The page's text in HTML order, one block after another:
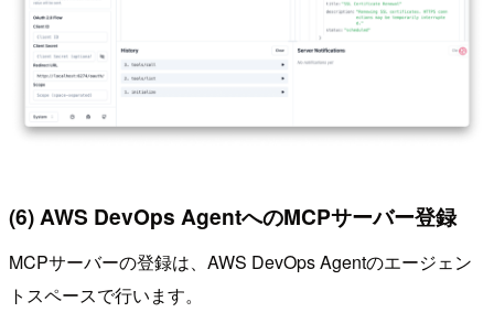
(6) AWS DevOps AgentへのMCPサーバー登録
MCPサーバーの登録は、AWS DevOps Agentのエージェン
トスペースで行います。